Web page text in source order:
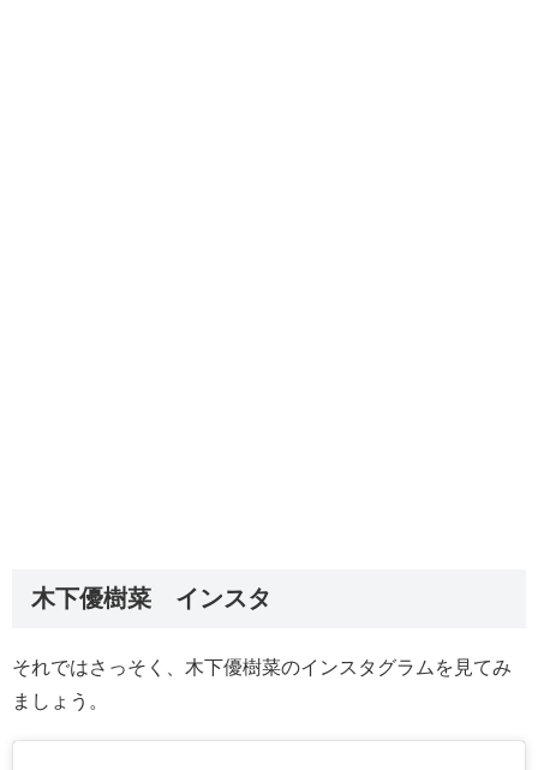
木下優樹菜 インスタ
それではさっそく、木下優樹菜のインスタグラムを見てみ
ましょう。